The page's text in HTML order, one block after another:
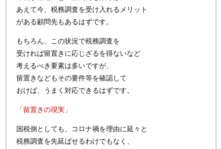
あえて今、税務調査を受け入れるメリット
がある顧問先もあるはずです。
もちろん、この状況で税務調査を
受ければ留置きに応じざるを得ないなど
考えるべき要素は多いですが、
留置きなどもその要件等を確認して
おけば、うまく対応できるはずです。
「留置きの現実」
国税側としても、コロナ禍を理由に延々と
税務調査を先延ばせるわけでもなく、